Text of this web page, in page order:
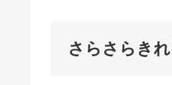
さらさらき